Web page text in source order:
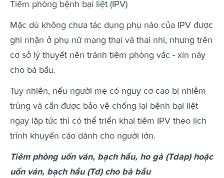
Tiêm phòng bệnh bại liệt (IPV)
Mặc dù không chưa tác dụng phụ nào của IPV được
ghi nhận ở phụ nữ mang thai và thai nhi, nhưng trên
cơ sở lý thuyết nên tránh tiêm phòng vắc - xin này
cho bà bầu.
Tuy nhiên, nếu người mẹ có nguy cơ cao bị nhiễm
trùng và cần được bảo vệ chống lại bệnh bại liệt
ngay lập tức thì có thể triển khai tiêm IPV theo lịch
trình khuyến cáo dành cho người lớn.
Tiêm phòng uốn ván, bạch hầu, ho gà (Tdap) hoặc
uốn ván, bạch hầu (Td) cho bà bầu